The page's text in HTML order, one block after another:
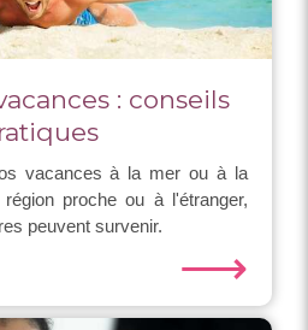
: conseils
vacances à la mer ou à la
proche ou à l'étranger,
peuvent survenir.
⟶